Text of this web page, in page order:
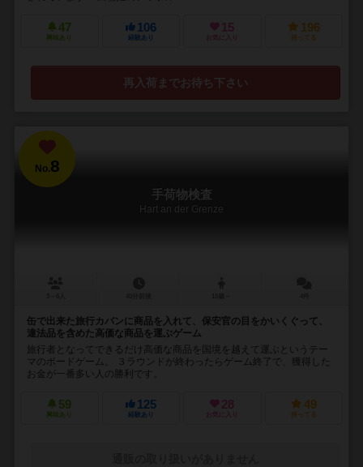
47
興味あり
106
経験あり
15
お気に入り
196
持ってる
再入荷までお待ち下さい
No.8
手荷物検査
Hart an der Grenze
缶で出来た旅行カバンに商品を入れて、保安官の目をかいくぐって、
違法品を含めた高価な商品を運ぶゲーム
旅行者となってできるだけ高価な商品を国境を越えて運ぶというテー
マのボードゲーム。 ３ラウンドが終わったらゲーム終了で、獲得した
お金が一番多い人の勝利です。
59
興味あり
125
経験あり
28
お気に入り
49
持ってる